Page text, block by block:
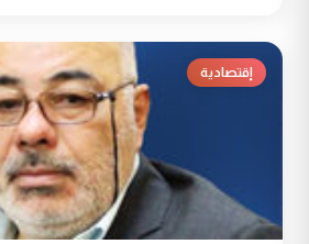
إقتصادية